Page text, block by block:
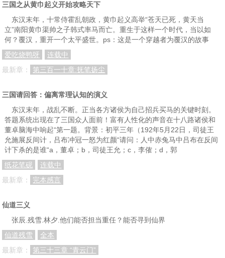
第72章 信义之人 第73章 一刀
第75章 兵临城下 第76章 撤兵 第77章 公孙败
第81章 心胸 第82章 守孝
第87章 醉酒 第88章 兖州变
第90章 出使 第91章 他乡异客 第92章 长寿将军
第93章 危机 第94章 返还 第95章 斗智
第96章 宿命 第97章 牧之 第98章 羞愧
第104章 生擒
第110章 生擒
三国之从黄巾起义开始攻略天下
东汉末年，十常侍霍乱朝政，黄巾起义高举“苍天已死，黄天当
立”南阳黄巾渠帅之子韩式率马而亡。重生于这样一个时代，当以如
何？覆汉，重开一个太平盛世。ps：这是一个穿越者为覆汉的故事
爱吃烧鸭呀
连载中
最新章：
第三百一十章:抚笔扬尘
三国请回答：偏离常理认知的演义
东汉末年，战乱不断。正当各方诸侯为自己招兵买马的关键时刻。
答题系统出现在了三国众人面前！富有人性化的声音在十八路诸侯和
董卓脑海中响起“第一题。背景：初平三年（192年5月22日，司徒王
允施展反间计，吕布冲冠一怒为红颜“请问：人中赤兔马中吕布在反间
计下杀的是谁“a，董卓；b，司徒王允；c，李傕；d，郭
纸花笔砚
连载中
最新章：
完本感言
仙道三义
张辰.残雪.林夕.他们能否担当重任？能否寻到仙界
仙道残雪
全本
最新章：
第三十三章 “青云门”